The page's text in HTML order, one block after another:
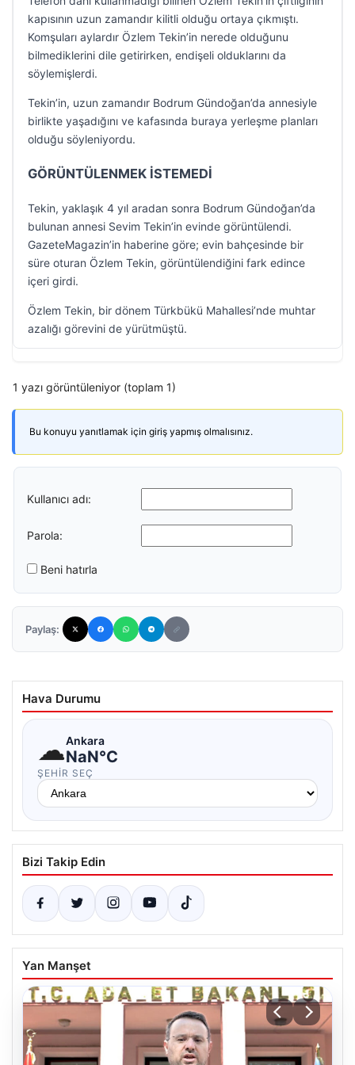
kapısının uzun zamandır kilitli olduğu ortaya çıkmıştı.
Komşuları aylardır Özlem Tekin’in nerede olduğunu
bilmediklerini dile getirirken, endişeli olduklarını da
söylemişlerdi.
Tekin’in, uzun zamandır Bodrum Gündoğan’da annesiyle
birlikte yaşadığını ve kafasında buraya yerleşme planları
olduğu söyleniyordu.
GÖRÜNTÜLENMEK İSTEMEDİ
Tekin, yaklaşık 4 yıl aradan sonra Bodrum Gündoğan’da
bulunan annesi Sevim Tekin’in evinde görüntülendi.
GazeteMagazin’in haberine göre; evin bahçesinde bir
süre oturan Özlem Tekin, görüntülendiğini fark edince
içeri girdi.
Özlem Tekin, bir dönem Türkbükü Mahallesi’nde muhtar
azalığı görevini de yürütmüştü.
1 yazı görüntüleniyor (toplam 1)
Bu konuyu yanıtlamak için giriş yapmış olmalısınız.
Kullanıcı adı:
Parola:
Beni hatırla
Paylaş:
Hava Durumu
☁Ankara
NaN°C
ŞEHIR SEÇ
Bizi Takip Edin
Yan Manşet